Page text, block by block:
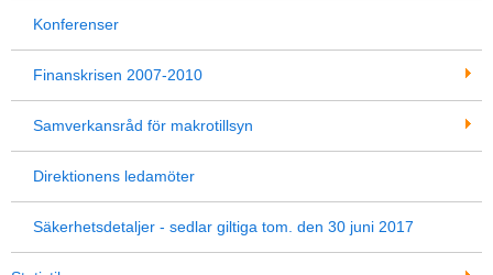
Konferenser
Finanskrisen 2007-2010
Samverkansråd för makrotillsyn
Direktionens ledamöter
Säkerhetsdetaljer - sedlar giltiga tom. den 30 juni 2017